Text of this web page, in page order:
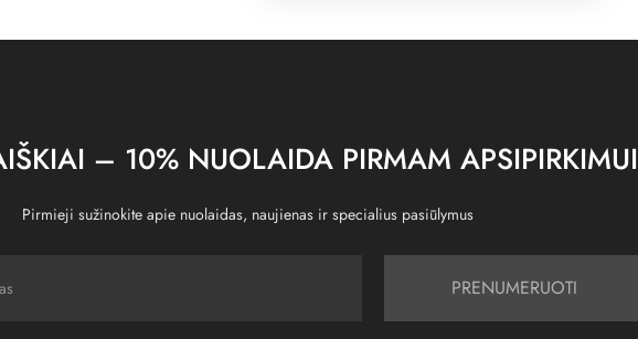
– 10% NUOLAIDA PIRMAM APSIPIRKIMUI
Pirmieji sužinokite apie nuolaidas, naujienas ir specialius pasiūlymus
PRENUMERUOTI